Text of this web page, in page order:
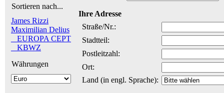
Sortieren nach...
James Rizzi
Maximilian Delius
_ EUROPA CEPT
_ KBWZ
Währungen
Ihre Adresse
Straße/Nr.:
Stadtteil:
Postleitzahl:
Ort:
Land (in engl. Sprache):